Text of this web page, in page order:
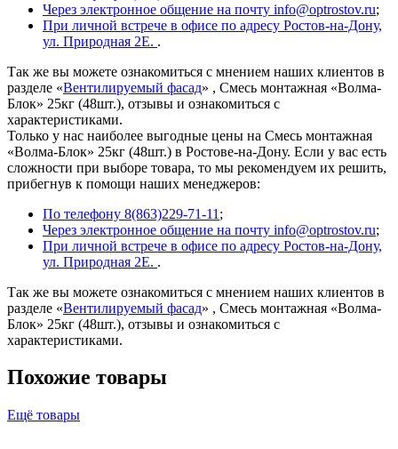
Через электронное общение на почту info@optrostov.ru;
При личной встрече в офисе по адресу Ростов-на-Дону,
ул. Природная 2Е. .
Так же вы можете ознакомиться с мнением наших клиентов в
разделе «Вентилируемый фасад» , Смесь монтажная «Волма-
Блок» 25кг (48шт.), отзывы и ознакомиться с
характеристиками.
Только у нас наиболее выгодные цены на Смесь монтажная
«Волма-Блок» 25кг (48шт.) в Ростове-на-Дону. Если у вас есть
сложности при выборе товара, то мы рекомендуем их решить,
прибегнув к помощи наших менеджеров:
По телефону 8(863)229-71-11 ;
Через электронное общение на почту info@optrostov.ru;
При личной встрече в офисе по адресу Ростов-на-Дону,
ул. Природная 2Е. .
Так же вы можете ознакомиться с мнением наших клиентов в
разделе «Вентилируемый фасад» , Смесь монтажная «Волма-
Блок» 25кг (48шт.), отзывы и ознакомиться с
характеристиками.
Похожие товары
Ещё товары